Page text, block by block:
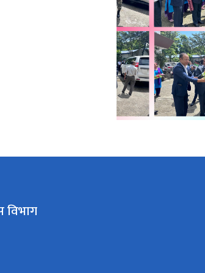
विभाग